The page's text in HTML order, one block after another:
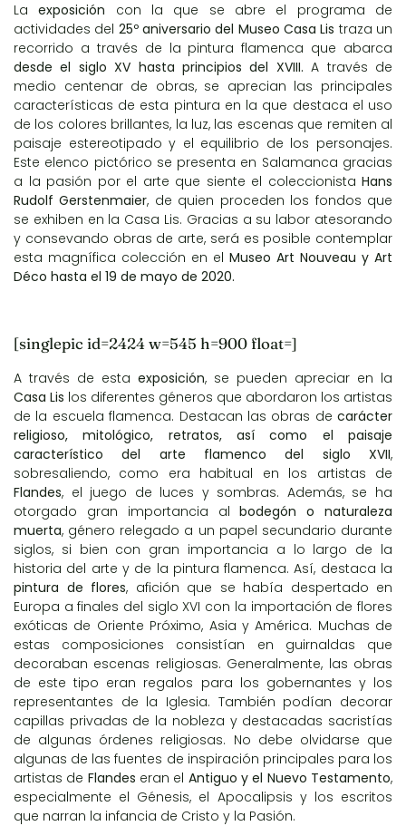
Laexposición con la que se abre el programa de
actividades del 25º aniversario del Museo Casa Lis traza un
recorrido a través de la pintura flamenca que abarca
desde el siglo XV hasta principios del XVIII. A través de
medio centenar de obras, se aprecian las principales
características de esta pintura en la que destaca el uso
de los colores brillantes, la luz, las escenas que remiten al
paisaje estereotipado y el equilibrio de los personajes.
Este elenco pictórico se presenta en Salamanca gracias
a la pasión por el arte que siente el coleccionista Hans
Rudolf Gerstenmaier, de quien proceden los fondos que
se exhiben en la Casa Lis. Gracias a su labor atesorando
y consevando obras de arte, será es posible contemplar
esta magnífica colección en el Museo Art Nouveau y Art
Déco hasta el 19 de mayo de 2020.
[singlepic id=2424 w=545 h=900 float=]
A través de esta exposición, se pueden apreciar en la
Casa Lis los diferentes géneros que abordaron los artistas
de la escuela flamenca. Destacan las obras de carácter
religioso, mitológico, retratos, así como el paisaje
característico del arte flamenco del siglo XVII,
sobresaliendo, como era habitual en los artistas de
Flandes, el juego de luces y sombras. Además, se ha
otorgado gran importancia albodegón o naturaleza
muerta, género relegado a un papel secundario durante
siglos, si bien con gran importancia a lo largo de la
historia del arte y de la pintura flamenca. Así, destaca la
pintura de flores, afición que se había despertado en
Europa a finales del siglo XVI con la importación de flores
exóticas de Oriente Próximo, Asia y América. Muchas de
estas composiciones consistían en guirnaldas que
decoraban escenas religiosas. Generalmente, las obras
de este tipo eran regalos para los gobernantes y los
representantes de la Iglesia. También podían decorar
capillas privadas de la nobleza y destacadas sacristías
de algunas órdenes religiosas. No debe olvidarse que
algunas de las fuentes de inspiración principales para los
artistas de Flandes eran el Antiguo y el Nuevo Testamento,
especialmente el Génesis, el Apocalipsis y los escritos
que narran la infancia de Cristo y la Pasión.